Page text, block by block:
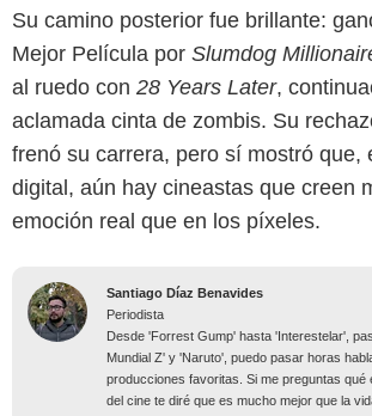
Su camino posterior fue brillante:
Mejor Película por Slumdog
al ruedo con 28 Years Later,
aclamada cinta de zombis. Su
frenó su carrera, pero sí mostró que,
digital, aún hay cineastas que creen
emoción real que en los píxeles.
Santiago Díaz Benavides
Periodista
Desde 'Forrest Gump' hasta 'Interestelar',
Mundial Z' y 'Naruto', puedo pasar horas
producciones favoritas. Si me preguntas qué
del cine te diré que es mucho mejor que la